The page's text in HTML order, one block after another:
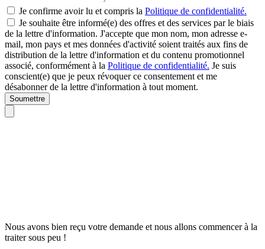
Je confirme avoir lu et compris la Politique de confidentialité.
Je souhaite être informé(e) des offres et des services par le biais
de la lettre d'information. J'accepte que mon nom, mon adresse e-
mail, mon pays et mes données d'activité soient traités aux fins de
distribution de la lettre d'information et du contenu promotionnel
associé, conformément à la Politique de confidentialité. Je suis
conscient(e) que je peux révoquer ce consentement et me
désabonner de la lettre d'information à tout moment.
Soumettre
Nous avons bien reçu votre demande et nous allons commencer à la
traiter sous peu !